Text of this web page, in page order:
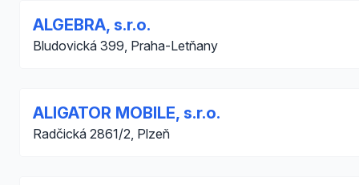
ALGEBRA, s.r.o.
Bludovická 399, Praha-Letňany
ALIGATOR MOBILE, s.r.o.
Radčická 2861/2, Plzeň